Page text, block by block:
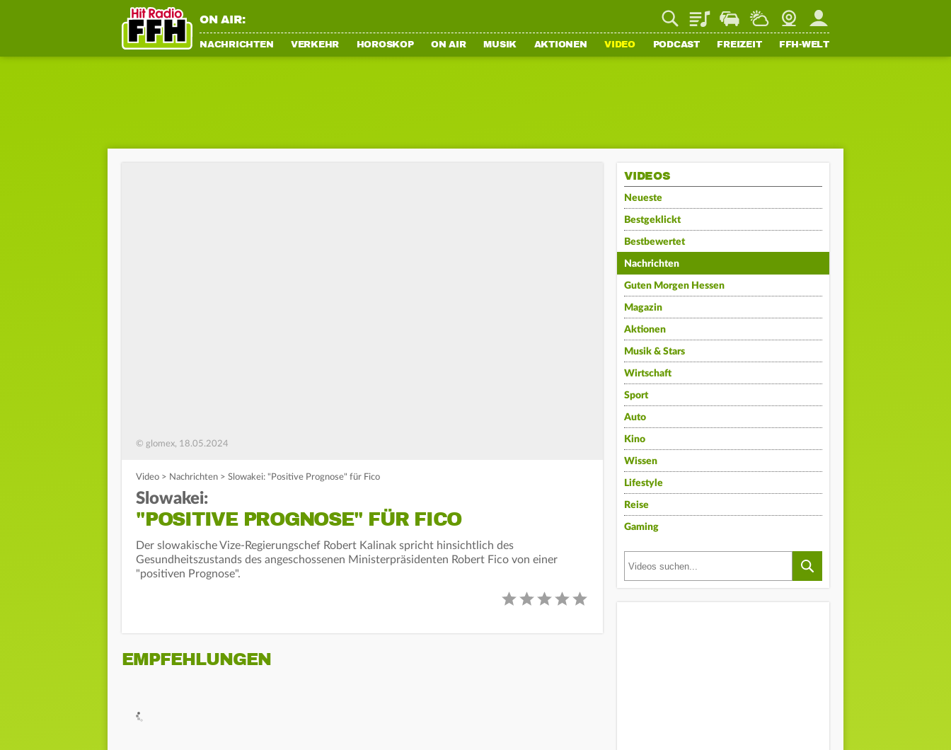
ON AIR: PlaylistStaupilotWetterWebcamMein FFH
NACHRICHTEN VERKEHR HOROSKOP ON AIR MUSIK AKTIONEN VIDEO PODCAST FREIZEIT FFH-WELT
© glomex, 18.05.2024
Video > Nachrichten > Slowakei: "Positive Prognose" für Fico
Slowakei:
"POSITIVE PROGNOSE" FÜR FICO
Der slowakische Vize-Regierungschef Robert Kalinak spricht hinsichtlich des
Gesundheitszustands des angeschossenen Ministerpräsidenten Robert Fico von einer
"positiven Prognose".
EMPFEHLUNGEN
VIDEOS
Neueste
Bestgeklickt
Bestbewertet
Nachrichten
Guten Morgen Hessen
Magazin
Aktionen
Musik & Stars
Wirtschaft
Sport
Auto
Kino
Wissen
Lifestyle
Reise
Gaming